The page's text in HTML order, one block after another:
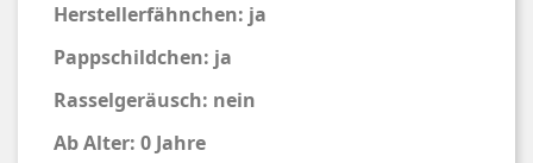
Herstellerfähnchen: ja
Pappschildchen: ja
Rasselgeräusch: nein
Ab Alter: 0 Jahre